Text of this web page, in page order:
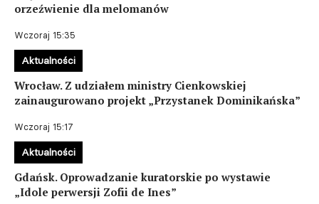
orzeźwienie dla melomanów
Wczoraj 15:35
Wrocław. Z udziałem ministry Cienkowskiej
zainaugurowano projekt „Przystanek Dominikańska”
Wczoraj 15:17
Aktualności
Gdańsk. Oprowadzanie kuratorskie po wystawie
„Idole perwersji Zofii de Ines”
Aktualności